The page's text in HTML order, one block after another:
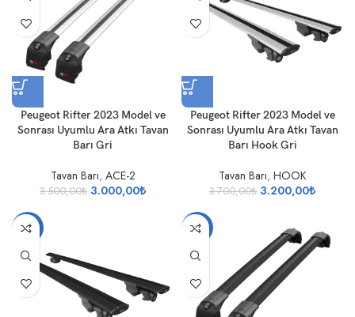
Peugeot Rifter 2023 Model ve
Sonrası Uyumlu Ara Atkı Tavan
Barı Gri
Tavan Barı, ACE-2
3.500,00₺ 3.000,00₺
Peugeot Rifter 2023 Model ve
Sonrası Uyumlu Ara Atkı Tavan
Barı Hook Gri
Tavan Barı, HOOK
3.700,00₺ 3.200,00₺
-13% -14%